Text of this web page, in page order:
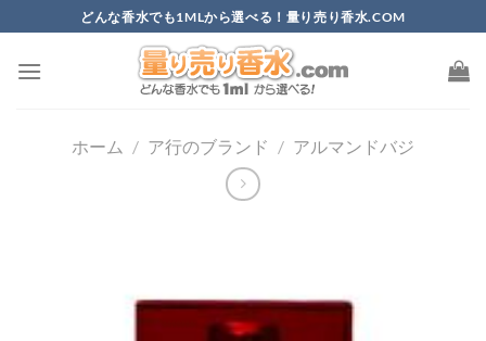
to
content
どんな香水でも1MLから選べる！量り売り香水.COM
ホーム / ア行のブランド / アルマンドバジ